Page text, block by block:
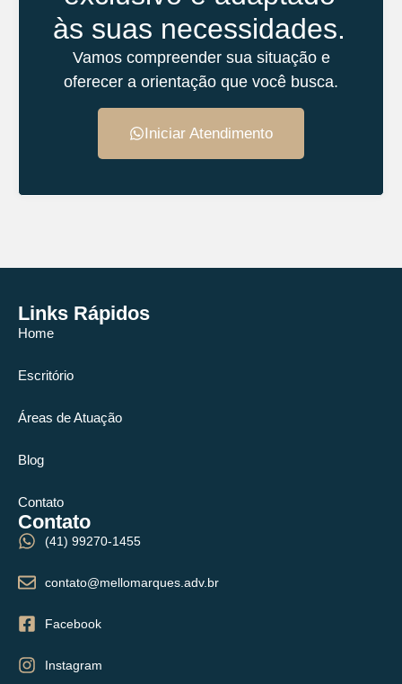
às suas necessidades.
Vamos compreender sua situação e
oferecer a orientação que você busca.
Iniciar Atendimento
Links Rápidos
Home
Escritório
Áreas de Atuação
Blog
Contato
Contato
(41) 99270-1455
contato@mellomarques.adv.br
Facebook
Instagram